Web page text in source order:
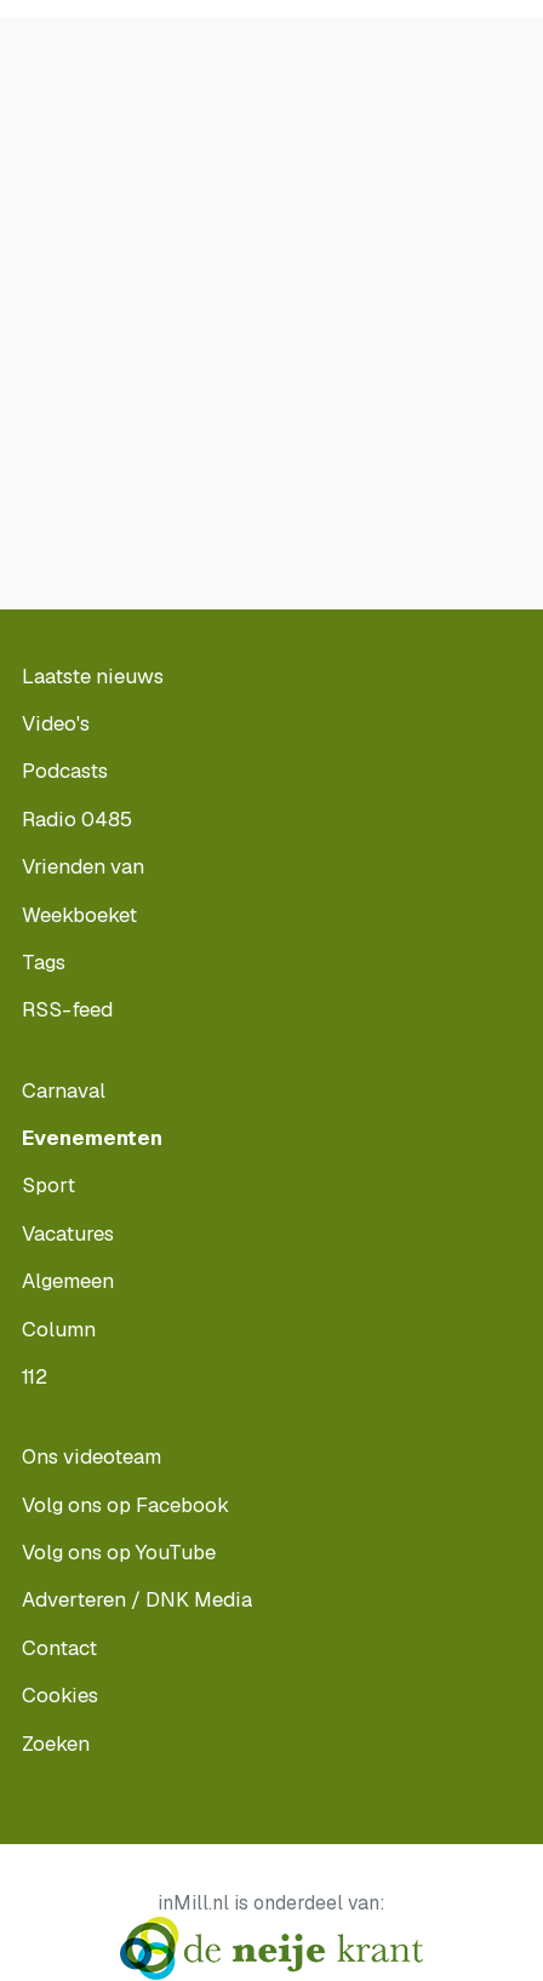
Laatste nieuws
Video's
Podcasts
Radio 0485
Vrienden van
Weekboeket
Tags
RSS-feed
Carnaval
Evenementen
Sport
Vacatures
Algemeen
Column
112
Ons videoteam
Volg ons op Facebook
Volg ons op YouTube
Adverteren / DNK Media
Contact
Cookies
Zoeken
inMill.nl is onderdeel van: